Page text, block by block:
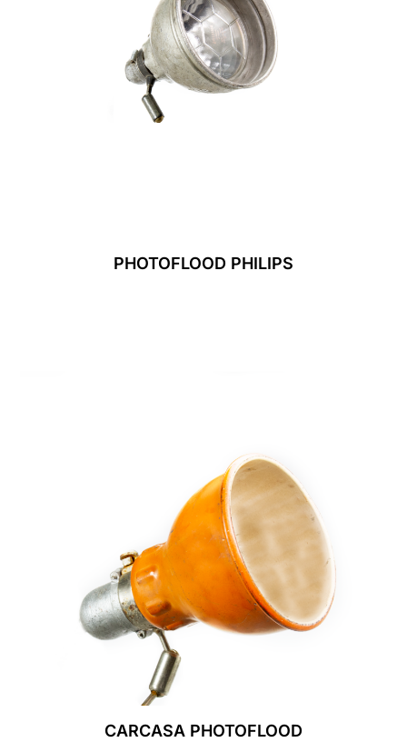
PHOTOFLOOD PHILIPS
CARCASA PHOTOFLOOD